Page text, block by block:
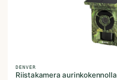
DENVER
Riistakamera aurinkokennolla